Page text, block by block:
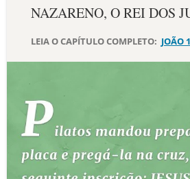
DEVOCIONAL DIÁRIO
10 MANDAMENTOS
ESTUDOS BÍBLICOS
ESBOÇOS DE PREGAÇÃO
NAZARENO, O REI DOS
LEIA O CAPÍTULO COMPLETO: JOÃO